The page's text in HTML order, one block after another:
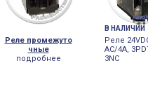
Реле промежуто
чные
подробнее
В НАЛИЧИИ
Реле
AC/4A,
3NC